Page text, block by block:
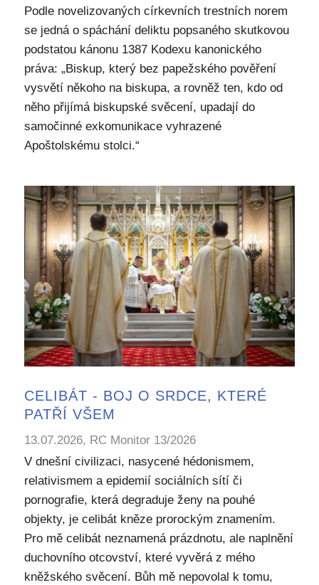
Podle novelizovaných církevních trestních norem
se jedná o spáchání deliktu popsaného skutkovou
podstatou kánonu 1387 Kodexu kanonického
práva: „Biskup, který bez papežského pověření
vysvětí někoho na biskupa, a rovněž ten, kdo od
něho přijímá biskupské svěcení, upadají do
samočinné exkomunikace vyhrazené
Apoštolskému stolci.“
CELIBÁT - BOJ O SRDCE, KTERÉ
PATŘÍ VŠEM
13.07.2026, RC Monitor 13/2026
V dnešní civilizaci, nasycené hédonismem,
relativismem a epidemií sociálních sítí či
pornografie, která degraduje ženy na pouhé
objekty, je celibát kněze prorockým znamením.
Pro mě celibát neznamená prázdnotu, ale naplnění
duchovního otcovství, které vyvěrá z mého
kněžského svěcení. Bůh mě nepovolal k tomu,